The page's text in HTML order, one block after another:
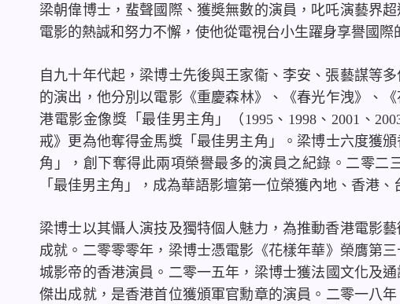
梁朝偉博士，蜚聲國際、獲奬無數的演員，叱吒演藝界
電影的熱誠和努力不懈，使他從電視台小生躍身享譽國際
自九十年代起，梁博士先後與王家衞、李安、張藝謀等
的演出，他分別以電影《重慶森林》、《春光乍洩》、
港電影金像獎「最佳男主角」（1995、 1998、 2001 、
戒》更為他奪得金馬獎「最佳男主角」。梁博士六度獲
角」，創下奪得此兩項榮譽最多的演員之紀錄。二零
「最佳男主角」，成為華語影壇第一位榮獲內地、香港
梁博士以其懾人演技及獨特個人魅力，為推動香港電影
成就。二零零零年，梁博士憑電影《花樣年華》榮膺第
城影帝的香港演員。二零一五年，梁博士獲法國文化及
傑出成就，是香港首位獲頒軍官勳章的演員。二零一八